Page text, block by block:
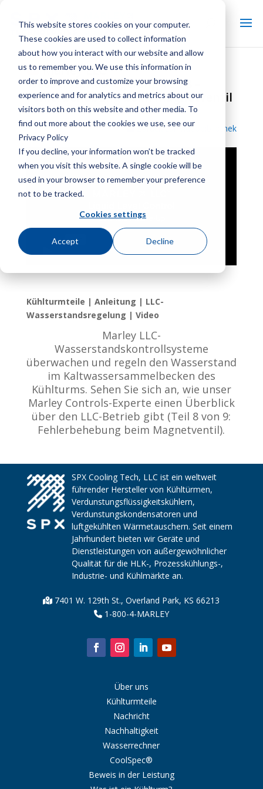
This website stores cookies on your computer.
These cookies are used to collect information
about how you interact with our website and allow
us to remember you. We use this information in
order to improve and customize your browsing
experience and for analytics and metrics about our
visitors both on this website and other media. To
find out more about the cookies we use, see our
Privacy Policy
If you decline, your information won’t be tracked
when you visit this website. A single cookie will be
used in your browser to remember your preference
not to be tracked.
Cookies settings
Accept Decline
Marley LLC
Wasserstandsregelung Teil 8 –
Fehlerbehebung beim Magnetventil
Zurück zur Videobibliothek
Kühlturmteile | Anleitung | LLC-
Wasserstandsregelung | Video
Marley LLC-
Wasserstandskontrollsysteme
überwachen und regeln den Wasserstand
im Kaltwassersammelbecken des
Kühlturms. Sehen Sie sich an, wie unser
Marley Controls-Experte einen Überblick
über den LLC-Betrieb gibt (Teil 8 von 9:
Fehlerbehebung beim Magnetventil).
SPX Cooling Tech, LLC ist ein weltweit
führender Hersteller von Kühltürmen,
Verdunstungsflüssigkeitskühlern,
Verdunstungskondensatoren und
luftgekühlten Wärmetauschern. Seit einem
Jahrhundert bieten wir Geräte und
Dienstleistungen von außergewöhnlicher
Qualität für die HLK-, Prozesskühlungs-,
Industrie- und Kühlmärkte an.
7401 W. 129th St., Overland Park, KS 66213
1-800-4-MARLEY
Über uns
Kühlturmteile
Nachricht
Nachhaltigkeit
Wasserrechner
CoolSpec®
Beweis in der Leistung